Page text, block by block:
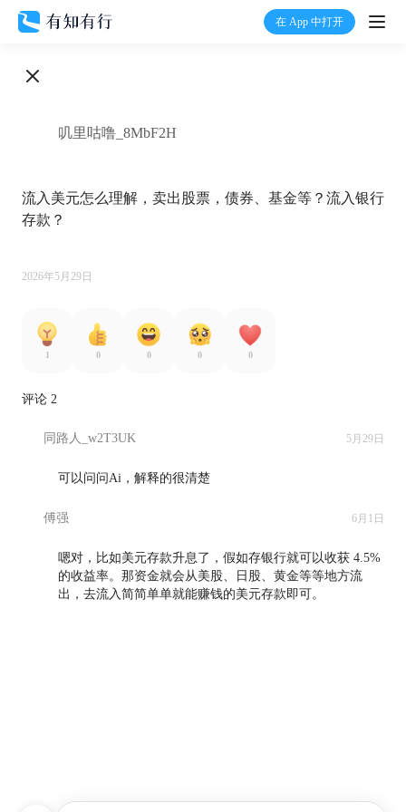
在 App 中打开
打
有行
叽里咕噜_8MbF2H
流入美元怎么理解，卖出股票，债券、基金等？流入银行
存款？
2026年5月29日
1 0 0 0 0
评论 2
同路人_w2T3UK 5月29日
可以问问Ai，解释的很清楚
傅强 6月1日
嗯对，比如美元存款升息了，假如存银行就可以收获 4.5%
的收益率。那资金就会从美股、日股、黄金等等地方流
出，去流入简简单单就能赚钱的美元存款即可。